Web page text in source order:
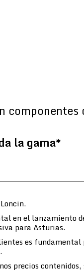
la gama*
en el lanzamiento
para Asturias.
es
precios